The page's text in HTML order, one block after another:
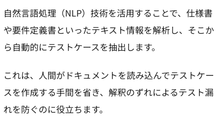
自然言語処理（NLP）技術を活用することで、仕様書
や要件定義書といったテキスト情報を解析し、そこか
ら自動的にテストケースを抽出します。
これは、人間がドキュメントを読み込んでテストケー
スを作成する手間を省き、解釈のずれによるテスト漏
れを防ぐのに役立ちます。